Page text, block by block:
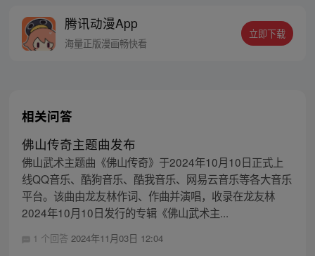
腾讯动漫App
海量正版漫画畅快看
立即下载
相关问答
佛山传奇主题曲发布
佛山武术主题曲《佛山传奇》于2024年10月10日正式上
线QQ音乐、酷狗音乐、酷我音乐、网易云音乐等各大音乐
平台。该曲由龙友林作词、作曲并演唱，收录在龙友林
2024年10月10日发行的专辑《佛山武术主...
1 个回答 2024年11月03日 12:04